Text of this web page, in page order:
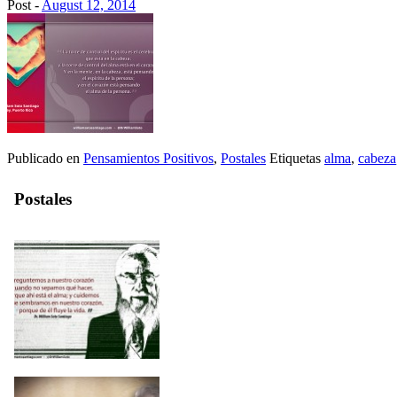
Post - August 12, 2014
Publicado en Pensamientos Positivos, Postales Etiquetas alma, cabeza
Postales